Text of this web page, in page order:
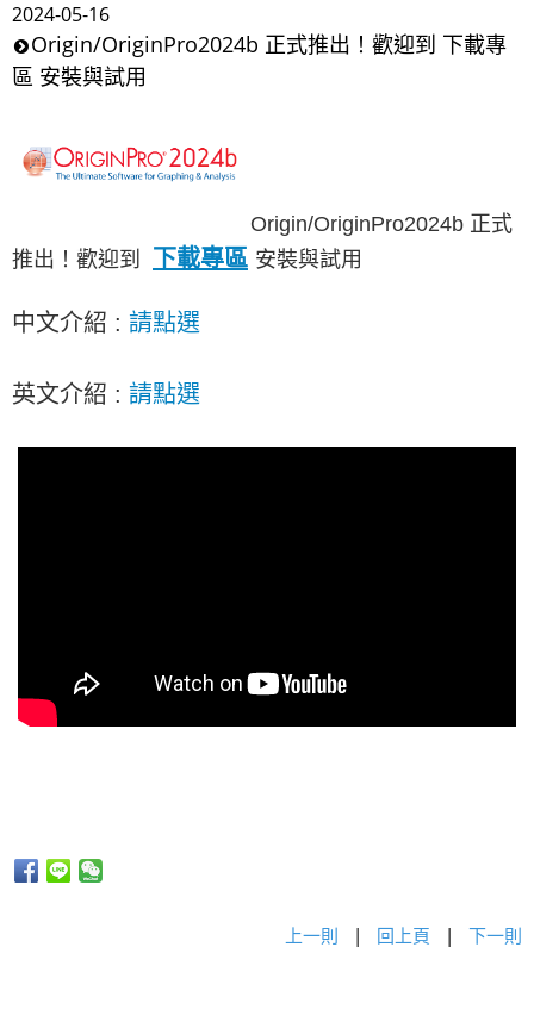
Origin/OriginPro2026b正式推出! 歡迎到下載專區安
［新增］常見問題教學區--點選查看更多教學內容
2024-05-16
Origin/OriginPro2024b 正式推出！歡迎到 下載專
區 安裝與試用
Origin/OriginPro2024b 正式
推出！歡迎到 下載專區 安裝與試用
中文介紹 : 請點選
英文介紹 : 請點選
上一則 | 回上頁 | 下一則